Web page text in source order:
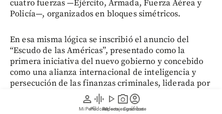
person
Mi Perfil
graphic_eq
Pódcast
play_arrow
Videos
photo_camera
Reportajes gráficos
account_circle
Suscríbete
cuatro fuerzas —Ejército, Armada, Fuerza Aérea y
Policía—, organizados en bloques simétricos.
En esa misma lógica se inscribió el anuncio del
“Escudo de las Américas”, presentado como la
primera iniciativa del nuevo gobierno y concebido
como una alianza internacional de inteligencia y
persecución de las finanzas criminales, liderada por
el presidente Donald Trump.